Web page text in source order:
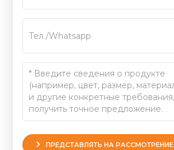
ПРЕДСТАВЛЯТЬ НА РАССМОТРЕНИЕ